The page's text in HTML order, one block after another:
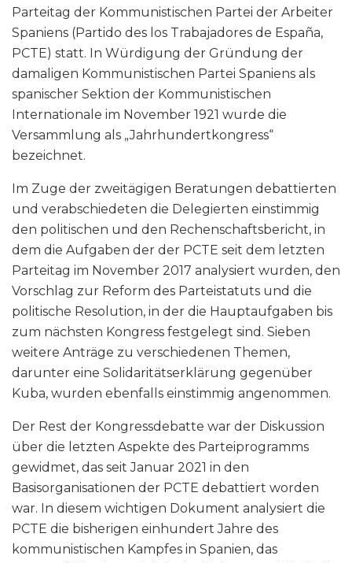
Parteitag der Kommunistischen Partei der Arbeiter
Spaniens (Partido des los Trabajadores de España,
PCTE) statt. In Würdigung der Gründung der
damaligen Kommunistischen Partei Spaniens als
spanischer Sektion der Kommunistischen
Internationale im November 1921 wurde die
Versammlung als „Jahrhundertkongress“
bezeichnet.
Im Zuge der zweitägigen Beratungen debattierten
und verabschiedeten die Delegierten einstimmig
den politischen und den Rechenschaftsbericht, in
dem die Aufgaben der der PCTE seit dem letzten
Parteitag im November 2017 analysiert wurden, den
Vorschlag zur Reform des Parteistatuts und die
politische Resolution, in der die Hauptaufgaben bis
zum nächsten Kongress festgelegt sind. Sieben
weitere Anträge zu verschiedenen Themen,
darunter eine Solidaritätserklärung gegenüber
Kuba, wurden ebenfalls einstimmig angenommen.
Der Rest der Kongressdebatte war der Diskussion
über die letzten Aspekte des Parteiprogramms
gewidmet, das seit Januar 2021 in den
Basisorganisationen der PCTE debattiert worden
war. In diesem wichtigen Dokument analysiert die
PCTE die bisherigen einhundert Jahre des
kommunistischen Kampfes in Spanien, das